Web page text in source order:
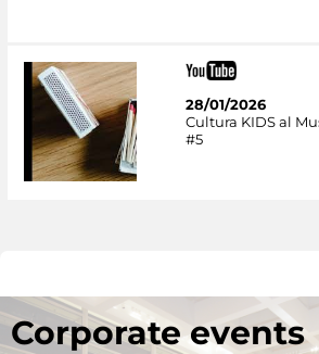
28/01/2026
Cultura KIDS al
#5
Corporate events